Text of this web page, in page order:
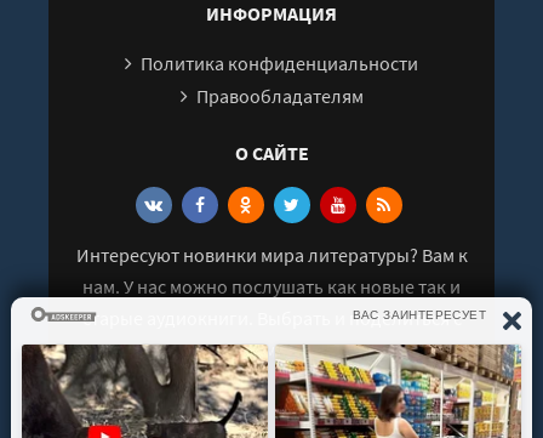
ИНФОРМАЦИЯ
Политика конфиденциальности
Правообладателям
О САЙТЕ
Интересуют новинки мира литературы? Вам к
нам. У нас можно послушать как новые так и
старые аудиокниги. Выбрать и поделиться с
друзьями лучшими аудиокнигами!